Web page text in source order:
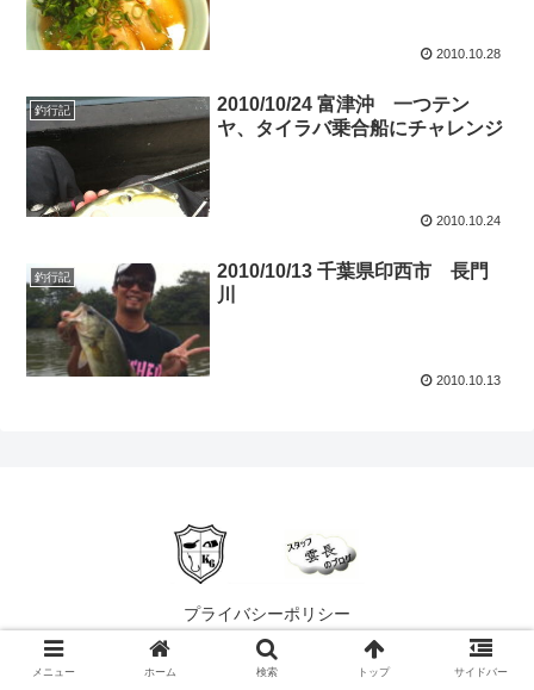
2010.10.28
釣行記
2010/10/24 富津沖 一つテン
ヤ、タイラバ乗合船にチャレンジ
2010.10.24
釣行記
2010/10/13 千葉県印西市 長門
川
2010.10.13
プライバシーポリシー
© 2021 まへや雲長の ブログ.
メニュー ホーム 検索 トップ サイドバー